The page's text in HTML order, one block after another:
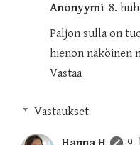
Anonyymi 8.
Paljon sulla on
hienon näköinen
Vastaa
Vastaukset